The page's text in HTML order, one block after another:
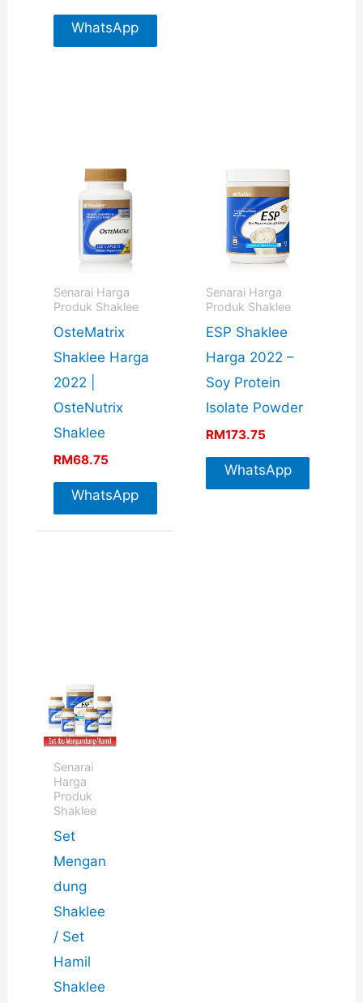
WhatsApp
Senarai Harga
Produk Shaklee
OsteMatrix
Shaklee Harga
2022 |
OsteNutrix
Shaklee
RM68.75
WhatsApp
For More
Senarai Harga
Produk Shaklee
ESP Shaklee
Harga 2022 –
Soy Protein
Isolate Powder
RM173.75
WhatsApp
Senarai
Harga
Produk
Shaklee
Set
Mengan
dung
Shaklee
/ Set
Hamil
Shaklee